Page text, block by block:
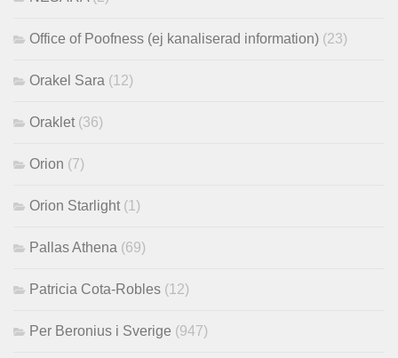
Office of Poofness (ej kanaliserad information) (23)
Orakel Sara (12)
Oraklet (36)
Orion (7)
Orion Starlight (1)
Pallas Athena (69)
Patricia Cota-Robles (12)
Per Beronius i Sverige (947)